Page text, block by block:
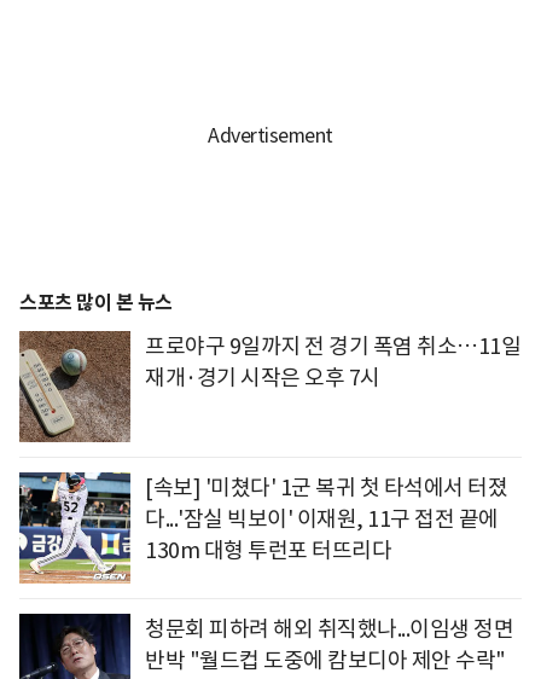
스포츠 많이 본 뉴스
프로야구 9일까지 전 경기 폭염 취소…11일
재개·경기 시작은 오후 7시
[속보] '미쳤다' 1군 복귀 첫 타석에서 터졌
다...'잠실 빅보이' 이재원, 11구 접전 끝에
130m 대형 투런포 터뜨리다
청문회 피하려 해외 취직했나...이임생 정면
반박 "월드컵 도중에 캄보디아 제안 수락"